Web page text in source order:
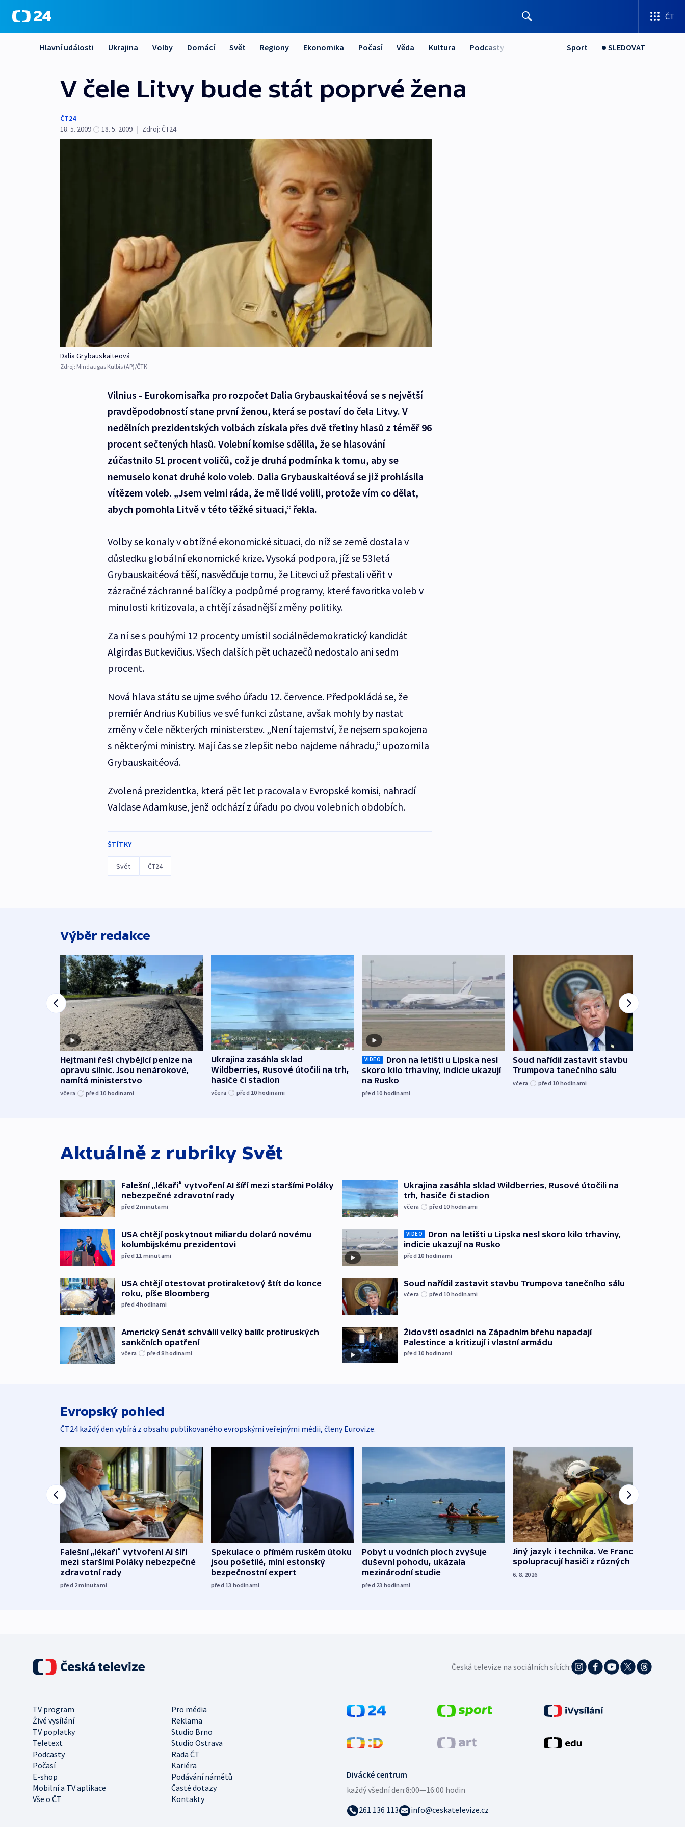
ČT
Hlavní události Ukrajina Volby Domácí Svět Regiony Ekonomika Počasí Věda Kultura Podcasty Sport SLEDOVAT
V čele Litvy bude stát poprvé žena
ČT24
18. 5. 2009
18. 5. 2009 | Zdroj: ČT24
Dalia Grybauskaiteová
Zdroj: Mindaugas Kulbis (AP)/ČTK
Vilnius - Eurokomisařka pro rozpočet Dalia Grybauskaitéová se s největší
pravděpodobností stane první ženou, která se postaví do čela Litvy. V
nedělních prezidentských volbách získala přes dvě třetiny hlasů z téměř 96
procent sečtených hlasů. Volební komise sdělila, že se hlasování
zúčastnilo 51 procent voličů, což je druhá podmínka k tomu, aby se
nemuselo konat druhé kolo voleb. Dalia Grybauskaitéová se již prohlásila
vítězem voleb. „Jsem velmi ráda, že mě lidé volili, protože vím co dělat,
abych pomohla Litvě v této těžké situaci,“ řekla.
Volby se konaly v obtížné ekonomické situaci, do níž se země dostala v
důsledku globální ekonomické krize. Vysoká podpora, jíž se 53letá
Grybauskaitéová těší, nasvědčuje tomu, že Litevci už přestali věřit v
zázračné záchranné balíčky a podpůrné programy, které favoritka voleb v
minulosti kritizovala, a chtějí zásadnější změny politiky.
Za ní se s pouhými 12 procenty umístil sociálnědemokratický kandidát
Algirdas Butkevičius. Všech dalších pět uchazečů nedostalo ani sedm
procent.
Nová hlava státu se ujme svého úřadu 12. července. Předpokládá se, že
premiér Andrius Kubilius ve své funkci zůstane, avšak mohly by nastat
změny v čele některých ministerstev. „Není tajemství, že nejsem spokojena
s některými ministry. Mají čas se zlepšit nebo najdeme náhradu,“ upozornila
Grybauskaitéová.
Zvolená prezidentka, která pět let pracovala v Evropské komisi, nahradí
Valdase Adamkuse, jenž odchází z úřadu po dvou volebních obdobích.
ŠTÍTKY
Svět ČT24
Výběr redakce
Hejtmani řeší chybějící peníze na
opravu silnic. Jsou nenárokové,
namítá ministerstvo
včera před 10 hodinami
Ukrajina zasáhla sklad
Wildberries, Rusové útočili na trh,
hasiče či stadion
včera před 10 hodinami
VIDEO
Dron na letišti u Lipska nesl
skoro kilo trhaviny, indicie ukazují
na Rusko
před 10 hodinami
Soud nařídil zastavit stavbu
Trumpova tanečního sálu
včera před 10 hodinami
Aktuálně z rubriky Svět
Falešní „lékaři“ vytvoření AI šíří mezi staršími Poláky
nebezpečné zdravotní rady
před 2minutami
USA chtějí poskytnout miliardu dolarů novému
kolumbijskému prezidentovi
před 11 minutami
USA chtějí otestovat protiraketový štít do konce
roku, píše Bloomberg
před 4hodinami
Americký Senát schválil velký balík protiruských
sankčních opatření
včera před 8hodinami
Ukrajina zasáhla sklad Wildberries, Rusové útočili na
trh, hasiče či stadion
včera před 10 hodinami
VIDEO
Dron na letišti u Lipska nesl skoro kilo trhaviny,
indicie ukazují na Rusko
před 10 hodinami
Soud nařídil zastavit stavbu Trumpova tanečního sálu
včera před 10 hodinami
Židovští osadníci na Západním břehu napadají
Palestince a kritizují i vlastní armádu
před 10 hodinami
Evropský pohled
ČT24 každý den vybírá z obsahu publikovaného evropskými veřejnými médii, členy Eurovize.
Falešní „lékaři“ vytvoření AI šíří
mezi staršími Poláky nebezpečné
zdravotní rady
před 2minutami
Spekulace o přímém ruském útoku
jsou pošetilé, míní estonský
bezpečnostní expert
před 13 hodinami
Pobyt u vodních ploch zvyšuje
duševní pohodu, ukázala
mezinárodní studie
před 23 hodinami
Jiný jazyk i technika. Ve Francii
spolupracují hasiči z různých zemí
6. 8. 2026
Česká televize na sociálních sítích:
TV program
Pro média
Živé vysílání
Reklama
TV poplatky
Studio Brno
Teletext
Studio Ostrava
Podcasty
Rada ČT
Počasí
Kariéra
E-shop
Podávání námětů
Mobilní a TV aplikace
Časté dotazy
Vše o ČT
Kontakty
Divácké centrum
každý všední den:8:00—16:00 hodin
261 136 113
info@ceskatelevize.cz